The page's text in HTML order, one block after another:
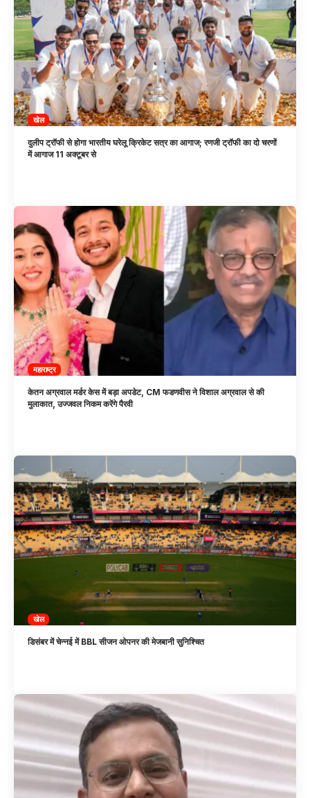
खेल
दुलीप ट्रॉफी से होगा भारतीय घरेलू क्रिकेट सत्र का आगाज; रणजी ट्रॉफी का दो चरणों
में आगाज 11 अक्टूबर से
महाराष्ट्र
केतन अग्रवाल मर्डर केस में बड़ा अपडेट, CM फडणवीस ने विशाल अग्रवाल से की
मुलाकात, उज्जवल निकम करेंगे पैरवी
खेल
डिसंबर में चेन्नई में BBL सीजन ओपनर की मेजबानी सुनिश्चित